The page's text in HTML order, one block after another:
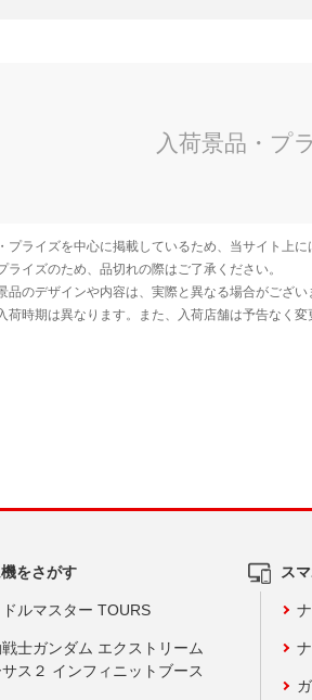
をさがす
ルマスター TOURS
士ガンダム エクストリーム
ス２ インフィニットブース
ス